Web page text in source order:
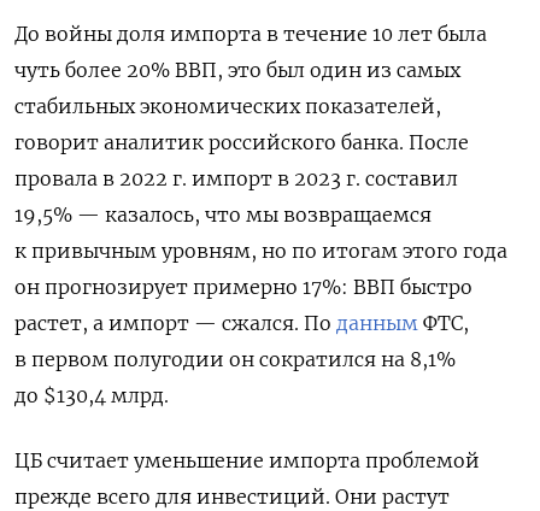
До войны доля импорта в течение 10 лет была
чуть более 20% ВВП, это был один из самых
стабильных экономических показателей,
говорит аналитик российского банка. После
провала в 2022 г. импорт в 2023 г. составил
19,5% — казалось, что мы возвращаемся
к привычным уровням, но по итогам этого года
он прогнозирует примерно 17%: ВВП быстро
растет, а импорт — сжался. По данным ФТС,
в первом полугодии он сократился на 8,1%
до $130,4 млрд.
ЦБ считает уменьшение импорта проблемой
прежде всего для инвестиций. Они растут